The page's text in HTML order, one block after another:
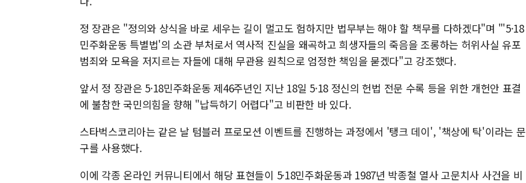
정 장관은 "정의와 상식을 바로 세우는 길이 멀고도 험하지만 법무부는 해야 할 책무를 다하겠다"며 "'5·18
민주화운동 특별법'의 소관 부처로서 역사적 진실을 왜곡하고 희생자들의 죽음을 조롱하는 허위사실 유포
범죄와 모욕을 저지르는 자들에 대해 무관용 원칙으로 엄정한 책임을 묻겠다"고 강조했다.
앞서 정 장관은 5·18민주화운동 제46주년인 지난 18일 5·18 정신의 헌법 전문 수록 등을 위한 개헌안 표결
에 불참한 국민의힘을 향해 "납득하기 어렵다"고 비판한 바 있다.
스타벅스코리아는 같은 날 텀블러 프로모션 이벤트를 진행하는 과정에서 '탱크 데이', '책상에 탁'이라는 문
구를 사용했다.
이에 각종 온라인 커뮤니티에서 해당 표현들이 5·18민주화운동과 1987년 박종철 열사 고문치사 사건을 비